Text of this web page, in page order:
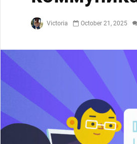
Victoria October 21, 2025